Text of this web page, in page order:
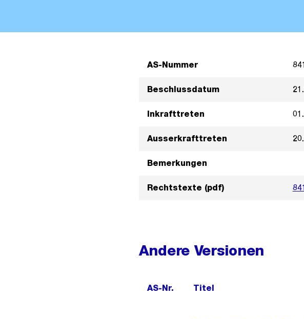
AS-Nummer
Beschlussdatum
Inkrafttreten
Ausserkrafttreten
Bemerkungen
Rechtstexte (pdf)
Andere Versionen
AS-Nr. Titel